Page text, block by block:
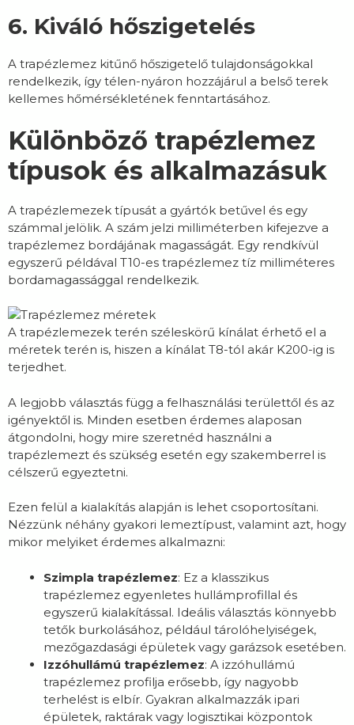
6. Kiváló hőszigetelés
A trapézlemez kitűnő hőszigetelő tulajdonságokkal
rendelkezik, így télen-nyáron hozzájárul a belső terek
kellemes hőmérsékletének fenntartásához.
Különböző trapézlemez
típusok és alkalmazásuk
A trapézlemezek típusát a gyártók betűvel és egy
számmal jelölik. A szám jelzi milliméterben kifejezve a
trapézlemez bordájának magasságát. Egy rendkívül
egyszerű példával T10-es trapézlemez tíz milliméteres
bordamagassággal rendelkezik.
A trapézlemezek terén széleskörű kínálat érhető el a
méretek terén is, hiszen a kínálat T8-tól akár K200-ig is
terjedhet.
A legjobb választás függ a felhasználási területtől és az
igényektől is. Minden esetben érdemes alaposan
átgondolni, hogy mire szeretnéd használni a
trapézlemezt és szükség esetén egy szakemberrel is
célszerű egyeztetni.
Ezen felül a kialakítás alapján is lehet csoportosítani.
Nézzünk néhány gyakori lemeztípust, valamint azt, hogy
mikor melyiket érdemes alkalmazni:
Szimpla trapézlemez: Ez a klasszikus
trapézlemez egyenletes hullámprofillal és
egyszerű kialakítással. Ideális választás könnyebb
tetők burkolásához, például tárolóhelyiségek,
mezőgazdasági épületek vagy garázsok esetében.
Izzóhullámú trapézlemez: A izzóhullámú
trapézlemez profilja erősebb, így nagyobb
terhelést is elbír. Gyakran alkalmazzák ipari
épületek, raktárak vagy logisztikai központok